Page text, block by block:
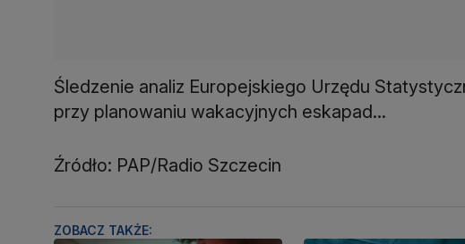
Śledzenie analiz Europejskiego Urzędu
przy planowaniu wakacyjnych eskapad...
Źródło: PAP/Radio Szczecin
ZOBACZ TAKŻE: